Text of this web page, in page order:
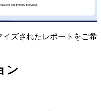
イズされたレポートをご希
ン